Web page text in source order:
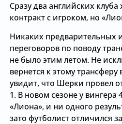
Сразу два английских
контракт с игроком, но
Никаких предварительных
переговоров по поводу
не было этим летом. Не
вернется к этому трансферу
увидит, что Шерки провел
1. В новом сезоне у вингера
«Лиона», и ни одного
зато футболист отличился